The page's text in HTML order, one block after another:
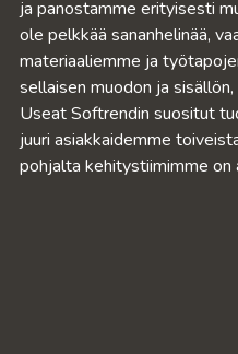
ja panostamme erityisesti
ole pelkkää sananhelinää,
materiaaliemme ja
sellaisen muodon ja
Useat Softrendin suositut
juuri asiakkaidemme
pohjalta kehitystiimimme on